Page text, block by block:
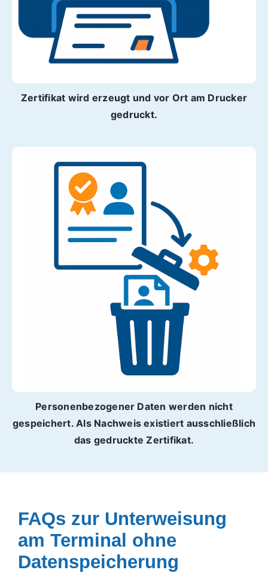
Zertifikat wird erzeugt und vor Ort am Drucker
gedruckt.
Personenbezogener Daten werden nicht
gespeichert. Als Nachweis existiert ausschließlich
das gedruckte Zertifikat.
FAQs zur Unterweisung
am Terminal ohne
Datenspeicherung